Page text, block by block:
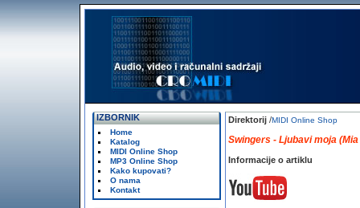
IZBORNIK
Home
Katalog
MIDI Online Shop
MP3 Online Shop
Kako kupovati?
O nama
Kontakt
Direktorij /MIDI Online Shop
Swingers - Ljubavi moja
Informacije o artiklu